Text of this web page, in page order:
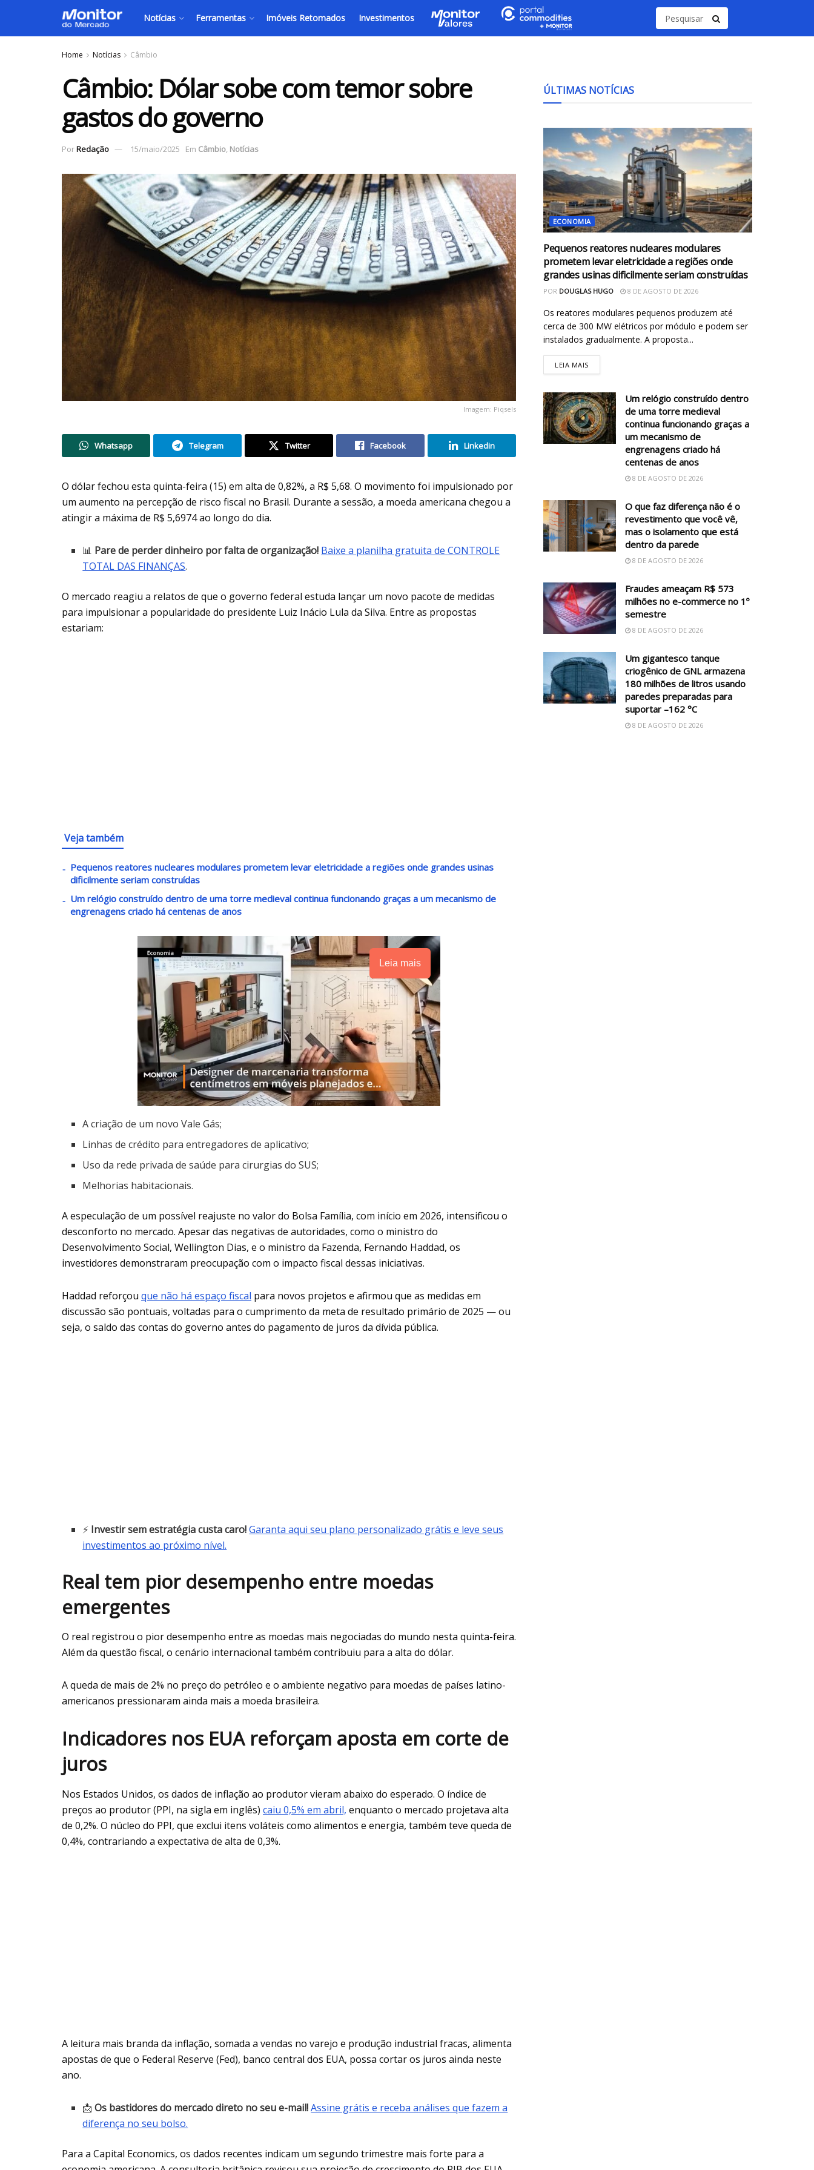
Notícias Ferramentas Imóveis Retomados Investimentos
Home Notícias Câmbio
Câmbio: Dólar sobe com temor sobre
gastos do governo
PorRedação 15/maio/2025 Em Câmbio, Notícias
Imagem: Piqsels
Whatsapp Telegram Twitter Facebook Linkedin
O dólar fechou esta quinta-feira (15) em alta de 0,82%, a R$ 5,68. O movimento foi impulsionado por
um aumento na percepção de risco fiscal no Brasil. Durante a sessão, a moeda americana chegou a
atingir a máxima de R$ 5,6974 ao longo do dia.
📊 Pare de perder dinheiro por falta de organização! Baixe a planilha gratuita de CONTROLE
TOTAL DAS FINANÇAS.
O mercado reagiu a relatos de que o governo federal estuda lançar um novo pacote de medidas
para impulsionar a popularidade do presidente Luiz Inácio Lula da Silva. Entre as propostas
estariam:
Veja também
Pequenos reatores nucleares modulares prometem levar eletricidade a regiões onde grandes usinas
dificilmente seriam construídas
Um relógio construído dentro de uma torre medieval continua funcionando graças a um mecanismo de
engrenagens criado há centenas de anos
Leia mais
A criação de um novo Vale Gás;
Linhas de crédito para entregadores de aplicativo;
Uso da rede privada de saúde para cirurgias do SUS;
Melhorias habitacionais.
A especulação de um possível reajuste no valor do Bolsa Família, com início em 2026, intensificou o
desconforto no mercado. Apesar das negativas de autoridades, como o ministro do
Desenvolvimento Social, Wellington Dias, e o ministro da Fazenda, Fernando Haddad, os
investidores demonstraram preocupação com o impacto fiscal dessas iniciativas.
Haddad reforçou que não há espaço fiscal para novos projetos e afirmou que as medidas em
discussão são pontuais, voltadas para o cumprimento da meta de resultado primário de 2025 — ou
seja, o saldo das contas do governo antes do pagamento de juros da dívida pública.
⚡ Investir sem estratégia custa caro!Garanta aqui seu plano personalizado grátis e leve seus
investimentos ao próximo nível.
Real tem pior desempenho entre moedas
emergentes
O real registrou o pior desempenho entre as moedas mais negociadas do mundo nesta quinta-feira.
Além da questão fiscal, o cenário internacional também contribuiu para a alta do dólar.
A queda de mais de 2% no preço do petróleo e o ambiente negativo para moedas de países latino-
americanos pressionaram ainda mais a moeda brasileira.
Indicadores nos EUA reforçam aposta em corte de
juros
Nos Estados Unidos, os dados de inflação ao produtor vieram abaixo do esperado. O índice de
preços ao produtor (PPI, na sigla em inglês) caiu 0,5% em abril, enquanto o mercado projetava alta
de 0,2%. O núcleo do PPI, que exclui itens voláteis como alimentos e energia, também teve queda de
0,4%, contrariando a expectativa de alta de 0,3%.
A leitura mais branda da inflação, somada a vendas no varejo e produção industrial fracas, alimenta
apostas de que o Federal Reserve (Fed), banco central dos EUA, possa cortar os juros ainda neste
ano.
📩Os bastidores do mercado direto no seu e-mail!Assine grátis e receba análises que fazem a
diferença no seu bolso.
Para a Capital Economics, os dados recentes indicam um segundo trimestre mais forte para a
ÚLTIMAS NOTÍCIAS
ECONOMIA
Pequenos reatores nucleares modulares
prometem levar eletricidade a regiões onde
grandes usinas dificilmente seriam construídas
POR DOUGLAS HUGO 8 DE AGOSTO DE 2026
Os reatores modulares pequenos produzem até
cerca de 300 MW elétricos por módulo e podem ser
instalados gradualmente. A proposta...
LEIA MAIS
Um relógio construído dentro
de uma torre medieval
continua funcionando graças a
um mecanismo de
engrenagens criado há
centenas de anos
8 DE AGOSTO DE 2026
O que faz diferença não é o
revestimento que você vê,
mas o isolamento que está
dentro da parede
8 DE AGOSTO DE 2026
Fraudes ameaçam R$ 573
milhões no e-commerce no 1º
semestre
8 DE AGOSTO DE 2026
Um gigantesco tanque
criogênico de GNL armazena
180 milhões de litros usando
paredes preparadas para
suportar –162 °C
8 DE AGOSTO DE 2026